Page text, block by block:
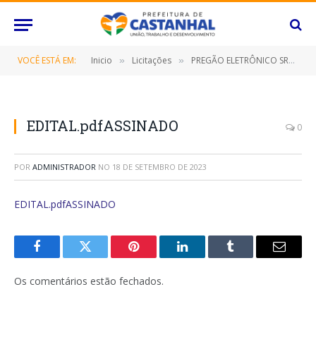
VOCÊ ESTÁ EM: Inicio » Licitações » PREGÃO ELETRÔNICO SRP Nº 063/2023 (CONTRATAÇÃO DE EMPRESA ESPECIALIZADA EM MANUTENÇÃO PREVENTIVA E CORRETIVA EM APARELHOS DE AR CONDICIONADO/SPLITS, FREEZER, GELADEIRA E BEBEDOURO, OBJETIVANDO ATENDER AS NECESSIDADES DAS DIVERSAS SECRETARIAS/FUNDOS MUNICIPAIS E O INSTITUTO DE PREVIDÊNCIA DESTE MUNICÍPIO DE CASTANHAL/PARÁ, POR UM PERÍODO DE 12 (DOZE) MESES)
EDITAL.pdfASSINADO 0
POR ADMINISTRADOR NO 18 DE SETEMBRO DE 2023
EDITAL.pdfASSINADO
FacebookTwitter Pinterest O
Tumblr
E-
Os comentários estão fechados.